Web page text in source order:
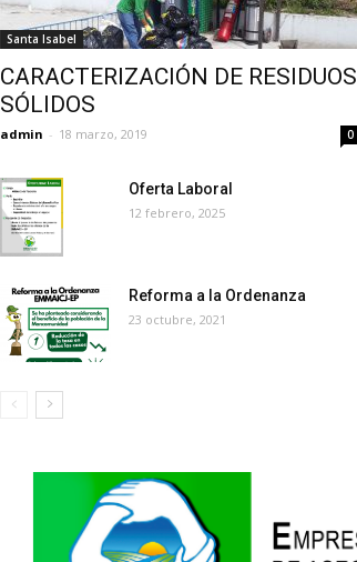
Santa Isabel
CARACTERIZACIÓN DE RESIDUOS
SÓLIDOS
admin - 18 marzo, 2019 0
Oferta Laboral
12 febrero, 2025
Reforma a la Ordenanza
23 octubre, 2021